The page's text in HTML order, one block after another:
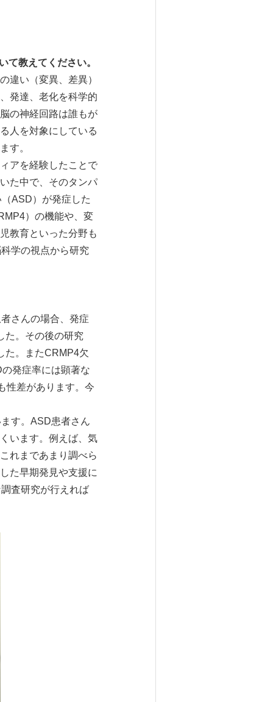
教えてください。
い（変異、差異）
発達、老化を科学的
の神経回路は誰もが
人を対象にしている
す。
アを経験したことで
た中で、そのタンパ
ASD）が発症した
）の機能や、変
教育といった分野も
学の視点から研究
さんの場合、発症
た。その後の研究
た。またCRMP4欠
発症率には顕著な
性差があります。今
す。ASD患者さん
います。例えば、気
れまであまり調べら
た早期発見や支援に
査研究が行えれば